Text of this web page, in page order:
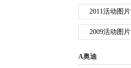
2011活动图片
2009活动图片
A奥迪